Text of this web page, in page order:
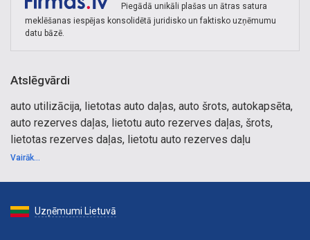
Piegādā unikāli plašas un ātras satura
meklēšanas iespējas konsolidētā juridisko un faktisko uzņēmumu
datu bāzē.
Atslēgvārdi
auto utilizācija, lietotas auto daļas, auto šrots, autokapsēta,
auto rezerves daļas, lietotu auto rezerves daļas, šrots,
lietotas rezerves daļas, lietotu auto rezerves daļu
tirdzniecība, auto daļas, virsbūves, motori, ātrumkārbas,
automobiļu kapsēta, auto utilizācijas pakalpojumi,
Vairāk...
Uzņēmumi Lietuvā